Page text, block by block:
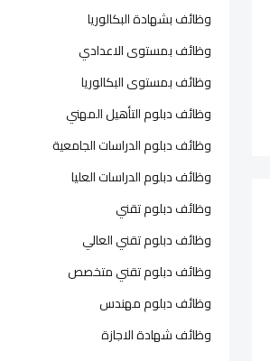
وظائف بشهادة البكالوريا
وظائف بمستوى الاعدادي
وظائف بمستوى البكالوريا
وظائف دبلوم التأهيل المهني
وظائف دبلوم الدراسات الجامعية
وظائف دبلوم الدراسات العليا
وظائف دبلوم تقني
وظائف دبلوم تقني العالي
وظائف دبلوم تقني متخصص
وظائف دبلوم مهندس
وظائف شهادة الاجازة